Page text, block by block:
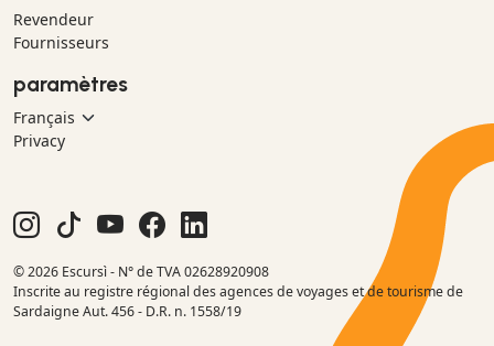
Revendeur
Fournisseurs
paramètres
Privacy
© 2026 Escursì - N° de TVA 02628920908
Inscrite au registre régional des agences de voyages et de tourisme de
Sardaigne Aut. 456 - D.R. n. 1558/19